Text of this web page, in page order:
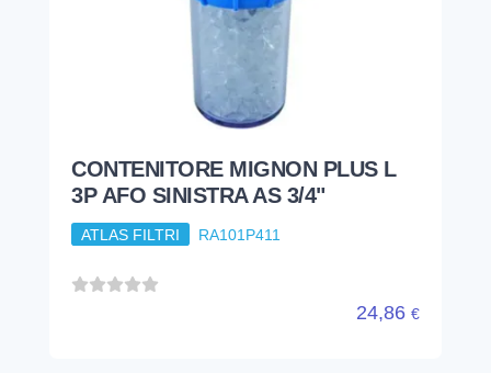
CONTENITORE MIGNON PLUS L
3P AFO SINISTRA AS 3/4"
ATLAS FILTRI RA101P411
24,86 €